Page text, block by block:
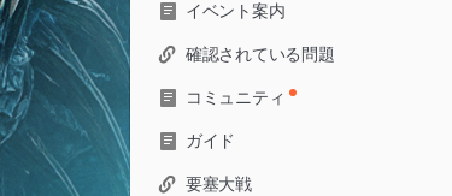
イベント案内
確認されている問題
コミュニティ
ガイド
要塞大戦